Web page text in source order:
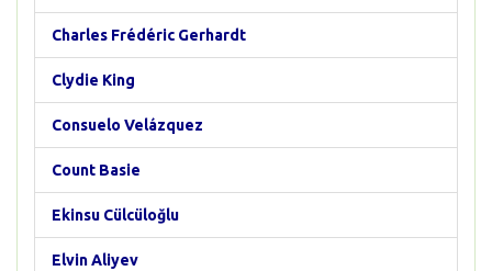
Charles Frédéric Gerhardt
Clydie King
Consuelo Velázquez
Count Basie
Ekinsu Cülcüloğlu
Elvin Aliyev